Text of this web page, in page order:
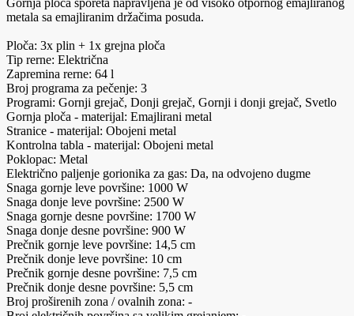
metala sa emajliranim držačima posuda.
Ploča: 3x plin + 1x grejna ploča
Tip rerne: Električna
Zapremina rerne: 64 l
Broj programa za pečenje: 3
Programi: Gornji grejač, Donji grejač, Gornji i donji grejač, Svetlo
Gornja ploča - materijal: Emajlirani metal
Stranice - materijal: Obojeni metal
Kontrolna tabla - materijal: Obojeni metal
Poklopac: Metal
Električno paljenje gorionika za gas: Da, na odvojeno dugme
Snaga gornje leve površine: 1000 W
Snaga donje leve površine: 2500 W
Snaga gornje desne površine: 1700 W
Snaga donje desne površine: 900 W
Prečnik gornje leve površine: 14,5 cm
Prečnik donje leve površine: 10 cm
Prečnik gornje desne površine: 7,5 cm
Prečnik donje desne površine: 5,5 cm
Broj proširenih zona / ovalnih zona: -